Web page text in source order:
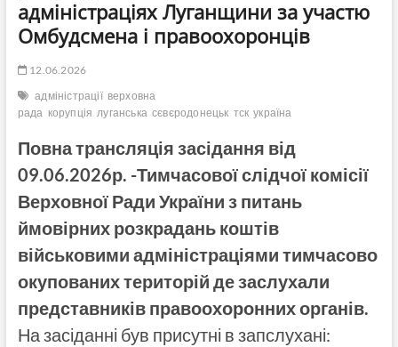
адміністраціях Луганщини за участю
Омбудсмена і правоохоронців
12.06.2026
адміністрації верховна
рада корупція луганська сєвєродонецьк тск україна
Повна трансляція засідання від
09.06.2026р. -Тимчасової слідчої комісії
Верховної Ради України з питань
ймовірних розкрадань коштів
військовими адміністраціями тимчасово
окупованих територій де заслухали
представників правоохоронних органів.
На засіданні був присутні в запслухані: